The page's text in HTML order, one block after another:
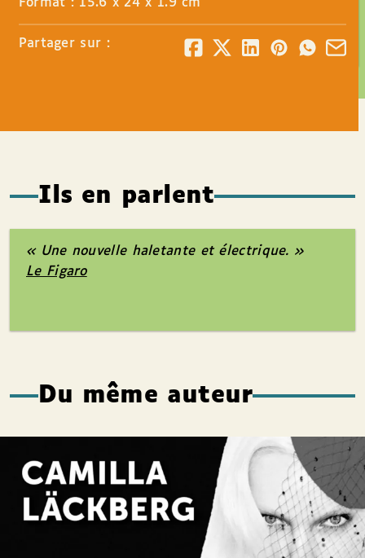
Format : 15.6 x 24 x 1.9 cm
Partager sur :
Ils en parlent
« Une nouvelle haletante et électrique. »
Le Figaro
Du même auteur